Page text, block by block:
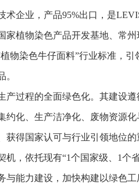
企业，产品95%出口，是
植物染色产品开发基地、常
物染色牛仔面料”行业标准，
过程的全面绿色化。其建设
化、生产洁净化、废物资源
得国家认可与行业引领地位的
，依托现有“1个国家级、1个
能力建设，加快构建以绿色工